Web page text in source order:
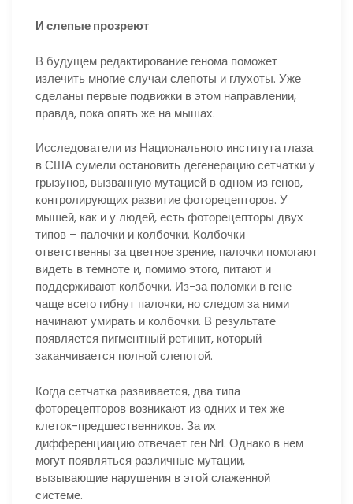
И слепые прозреют
В будущем редактирование генома поможет
излечить многие случаи слепоты и глухоты. Уже
сделаны первые подвижки в этом направлении,
правда, пока опять же на мышах.
Исследователи из Национального института глаза
в США сумели остановить дегенерацию сетчатки у
грызунов, вызванную мутацией в одном из генов,
контролирующих развитие фоторецепторов. У
мышей, как и у людей, есть фоторецепторы двух
типов – палочки и колбочки. Колбочки
ответственны за цветное зрение, палочки помогают
видеть в темноте и, помимо этого, питают и
поддерживают колбочки. Из-за поломки в гене
чаще всего гибнут палочки, но следом за ними
начинают умирать и колбочки. В результате
появляется пигментный ретинит, который
заканчивается полной слепотой.
Когда сетчатка развивается, два типа
фоторецепторов возникают из одних и тех же
клеток-предшественников. За их
дифференциацию отвечает ген Nrl. Однако в нем
могут появляться различные мутации,
вызывающие нарушения в этой слаженной
системе.